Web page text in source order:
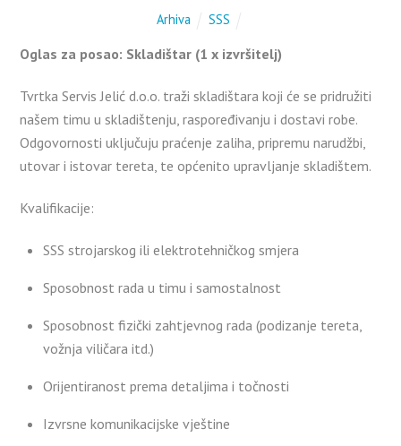
Arhiva SSS
Oglas za posao: Skladištar (1 x izvršitelj)
Tvrtka Servis Jelić d.o.o. traži skladištara koji će se pridružiti
našem timu u skladištenju, raspoređivanju i dostavi robe.
Odgovornosti uključuju praćenje zaliha, pripremu narudžbi,
utovar i istovar tereta, te općenito upravljanje skladištem.
Kvalifikacije:
SSS strojarskog ili elektrotehničkog smjera
Sposobnost rada u timu i samostalnost
Sposobnost fizički zahtjevnog rada (podizanje tereta,
vožnja viličara itd.)
Orijentiranost prema detaljima i točnosti
Izvrsne komunikacijske vještine